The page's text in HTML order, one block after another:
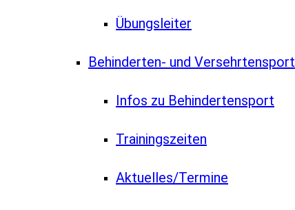
Übungsleiter
Behinderten- und Versehrtensport
Infos zu Behindertensport
Trainingszeiten
Aktuelles/Termine